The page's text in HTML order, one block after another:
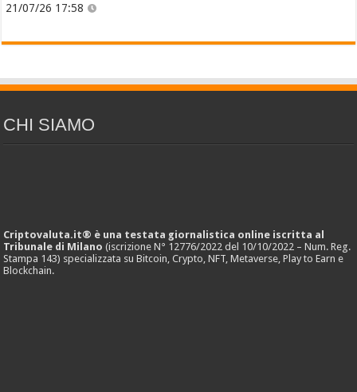
21/07/26 17:58
CHI SIAMO
Criptovaluta.it® è una testata giornalistica online iscritta al
Tribunale di Milano (iscrizione N° 12776/2022 del 10/10/2022 – Num. Reg.
Stampa 143) specializzata su Bitcoin, Crypto, NFT, Metaverse, Play to Earn e
Blockchain.